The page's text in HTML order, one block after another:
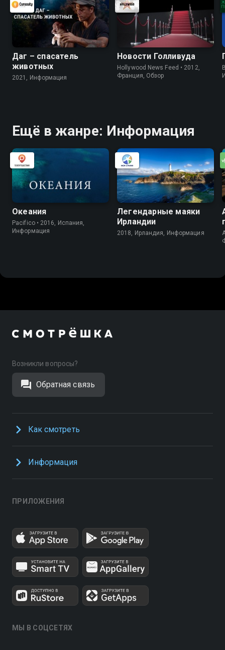
Даг – спасатель
животных
2021, Информация
Новости Голливуда
Hollywood News Feed • 2012,
Франция, Обзор
Ещё в жанре: Информация
Океания
Pacifico • 2016, Испания,
Информация
Легендарные маяки
Ирландии
2018, Ирландия, Информация
Возникли вопросы?
Обратная связь
Как смотреть
Информация
ПРИЛОЖЕНИЯ
МЫ В СОЦСЕТЯХ